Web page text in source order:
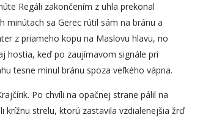
Regáli zakončením z uhla prekonal
minútach sa Gerec rútil sám na bránu a
z priameho kopu na Maslovu hlavu, no
hostia, keď po zaujímavom signále pri
tesne minul bránu spoza veľkého vápna.
Po chvíli na opačnej strane pálil na
krížnu strelu, ktorú zastavila vzdialenejšia žrď